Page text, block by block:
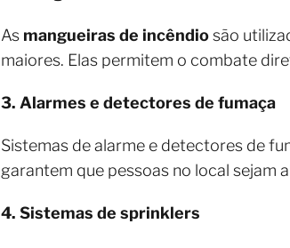
As mangueiras de incêndiosão
maiores. Elas permitem o combate
3. Alarmes e detectores de fumaça
Sistemas de alarme e detectores de
garantem que pessoas no local sejam
4. Sistemas de sprinklers